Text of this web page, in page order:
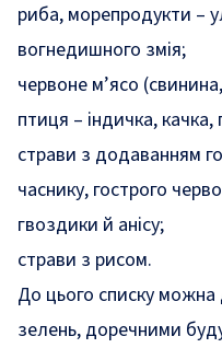
риба, морепродукти –
вогнедишного змія;
червоне м’ясо
птиця – індичка, качка,
страви з додаванням
часнику, гострого
гвоздики й анісу;
страви з рисом.
До цього списку
зелень, доречними